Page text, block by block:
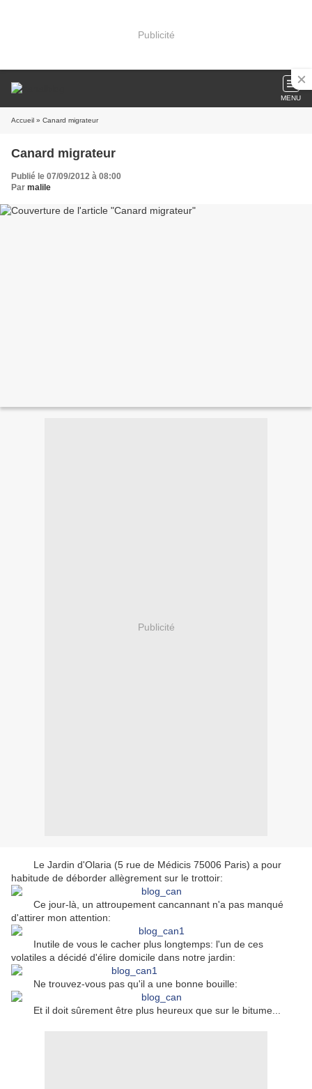
Publicité
MENU
Accueil » Canard migrateur
Canard migrateur
Publié le 07/09/2012 à 08:00
Par malile
Publicité
Le Jardin d'Olaria (5 rue de Médicis 75006 Paris) a pour
habitude de déborder allègrement sur le trottoir:
Ce jour-là, un attroupement cancannant n'a pas manqué
d'attirer mon attention:
Inutile de vous le cacher plus longtemps: l'un de ces
volatiles a décidé d'élire domicile dans notre jardin:
Ne trouvez-vous pas qu'il a une bonne bouille:
Et il doit sûrement être plus heureux que sur le bitume...